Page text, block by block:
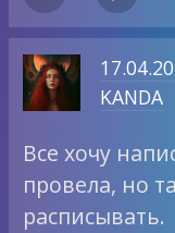
KANDA
Все хочу
провела, но
расписывать.